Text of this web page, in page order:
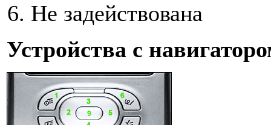
Не задействована
Устройства с